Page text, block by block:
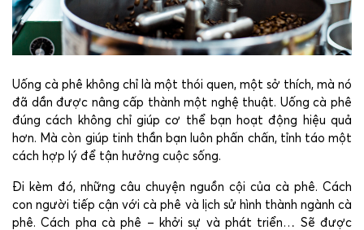
Uống cà phê không chỉ là một thói quen, một sở thích, mà nó
đã dần được nâng cấp thành một nghệ thuật. Uống cà phê
đúng cách không chỉ giúp cơ thể bạn hoạt động hiệu quả
hơn. Mà còn giúp tinh thần bạn luôn phấn chấn, tỉnh táo một
cách hợp lý để tận hưởng cuộc sống.
Đi kèm đó, những câu chuyện nguồn cội của cà phê. Cách
con người tiếp cận với cà phê và lịch sử hình thành ngành cà
phê. Cách pha cà phê – khởi sự và phát triển… Sẽ được